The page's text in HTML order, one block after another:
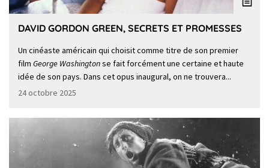
DAVID GORDON GREEN, SECRETS ET PROMESSES
Un cinéaste américain qui choisit comme titre de son premier
film George Washingtonse fait forcément une certaine et haute
idée de son pays. Dans cet opus inaugural, on ne trouvera...
24 octobre 2025